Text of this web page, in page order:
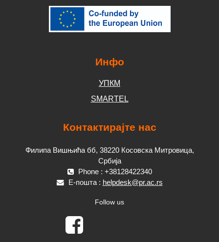
Инфо
УПКМ
SMARTEL
Контактирајте нас
Филипа Вишњића бб, 38220 Косовска Митровица,
Србија
Phone : +38128422340
Е-пошта : helpdesk@pr.ac.rs
Follow us